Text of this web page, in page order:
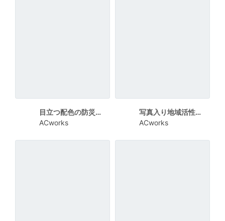
目立つ配色の防災まちづくりセミナーチラシ
ACworks
写真入り地域活性まちづくりセミナーチラシ
ACworks